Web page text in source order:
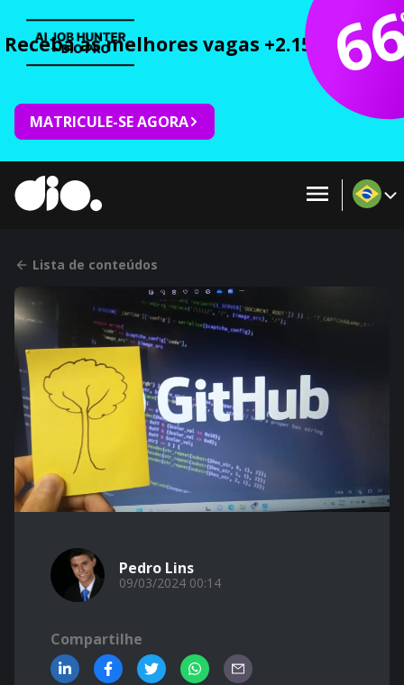
Receba as melhores vagas +2.150 cursos
MATRICULE-SE AGORA
Lista de conteúdos
Pedro Lins
09/03/2024 00:14
Compartilhe